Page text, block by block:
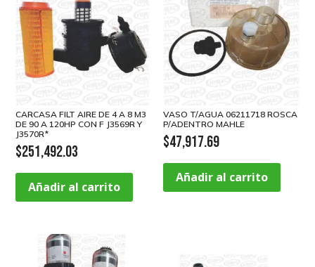
CARCASA FILT AIRE DE 4 A 8 M3
DE 90 A 120HP CON F J3569R Y
J3570R*
$251,492.03
Añadir al carrito
VASO T/AGUA 06211718 ROSCA
P/ADENTRO MAHLE
$47,917.69
Añadir al carrito